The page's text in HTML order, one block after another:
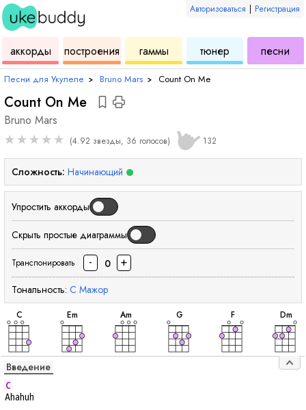
Авторизоваться | Регистрация
аккорды
для
укулеле
инструмент
для
построения
аккордов
гаммы
для
укулелетюнер
для
укулелепесни
Песни для Укулеле › Bruno Mars › Count On Me
Count On Me
Bruno Mars
★★★★★ (4.92 звезды, 36 голосов) 132
Сложность: Начинающий
Упростить аккорды
Скрыть простые диаграммы
Транспонировать - 0 +
Тональность: C Мажор
C
аккорд
Em
аккорд
Am
аккорд
G
аккорд
F
аккорд
Dm
Введение
C
Ahahuh